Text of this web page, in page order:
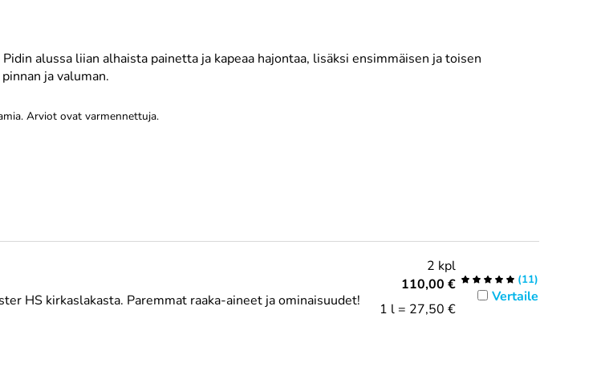
alussa liian alhaista painetta ja kapeaa hajontaa, lisäksi ensimmäisen ja toisen
ja valuman.
Arviot ovat varmennettuja.
HS kirkaslakasta. Paremmat raaka-aineet ja ominaisuudet!
2 kpl
110,00 €
1 l = 27,50 €
(11)
Vertaile